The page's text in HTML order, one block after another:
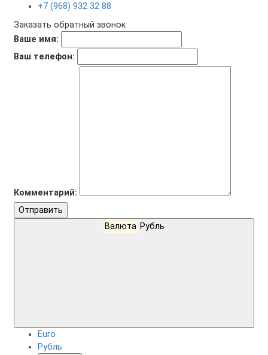
+7 (968) 932 32 88
Заказать обратный звонок
Ваше имя:
Ваш телефон:
Комментарий:
Отправить
Валюта Рубль
Euro
Рубль